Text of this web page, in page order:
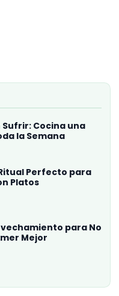
Cocina una
la Semana
Perfecto para
Platos
para No
Mejor